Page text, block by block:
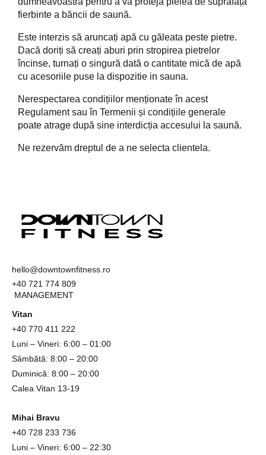
fierbinte a băncii de saună.
Este interzis să aruncați apă cu găleata peste pietre.
Dacă doriți să creați aburi prin stropirea pietrelor
încinse, turnați o singură dată o cantitate mică de apă
cu acesoriile puse la dispozitie in sauna.
Nerespectarea condițiilor menționate în acest
Regulament sau în Termenii și condițiile generale
poate atrage după sine interdicția accesului la saună.
Ne rezervăm dreptul de a ne selecta clientela.
hello@downtownfitness.ro
+40 721 774 809
MANAGEMENT
Vitan
+40 770 411 222
Luni – Vineri: 6:00 – 01:00
Sâmbătă: 8:00 – 20:00
Duminică: 8:00 – 20:00
Calea Vitan 13-19
Mihai Bravu
+40 728 233 736
Luni – Vineri: 6:00 – 22:30